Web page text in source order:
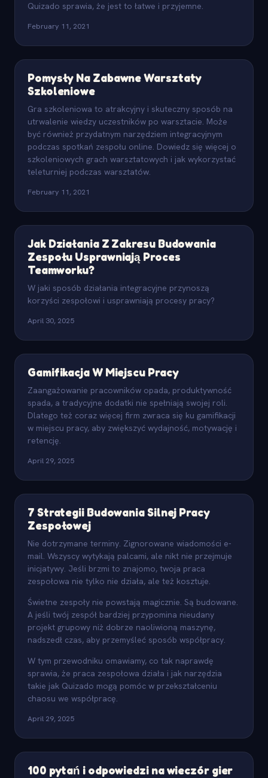
Quizado sprawia, że jest to łatwe i przyjemne.
February 11, 2021
Pomysły Na Zabawne Warsztaty
Szkoleniowe
Gra szkoleniowa to atrakcyjny i skuteczny sposób na
utrwalenie wiedzy uczestników po warsztacie. Może
być również przydatnym narzędziem integracyjnym
podczas spotkań zespołu online. Dowiedz się więcej o
szkoleniowych grach warsztatowych i jak wykorzystać
teleturniej podczas warsztatów.
February 11, 2021
Jak Działania Z Zakresu Budowania
Zespołu Usprawniają Proces
Teamworku?
W jaki sposób działania integracyjne przynoszą
korzyści zespołowi i usprawniają procesy pracy?
April 30, 2025
Gamifikacja W Miejscu Pracy
Zaangażowanie pracowników opada, produktywność
spada, a tradycyjne dodatki nie spełniają swojej roli.
Dlatego też coraz więcej firm zwraca się ku gamifikacji
w miejscu pracy, aby zwiększyć wydajność, motywację i
retencję.
April 29, 2025
7 Strategii Budowania Silnej Pracy
Zespołowej
Nie dotrzymane terminy. Zignorowane wiadomości e-
mail. Wszyscy wytykają palcami, ale nikt nie przejmuje
inicjatywy. Jeśli brzmi to znajomo, twoja praca
zespołowa nie tylko nie działa, ale też kosztuje.
Świetne zespoły nie powstają magicznie. Są budowane.
A jeśli twój zespół bardziej przypomina nieudany
projekt grupowy niż dobrze naoliwioną maszynę,
nadszedł czas, aby przemyśleć sposób współpracy.
W tym przewodniku omawiamy, co tak naprawdę
sprawia, że praca zespołowa działa i jak narzędzia
takie jak Quizado mogą pomóc w przekształceniu
chaosu we współpracę.
April 29, 2025
100 pytań i odpowiedzi na wieczór gier